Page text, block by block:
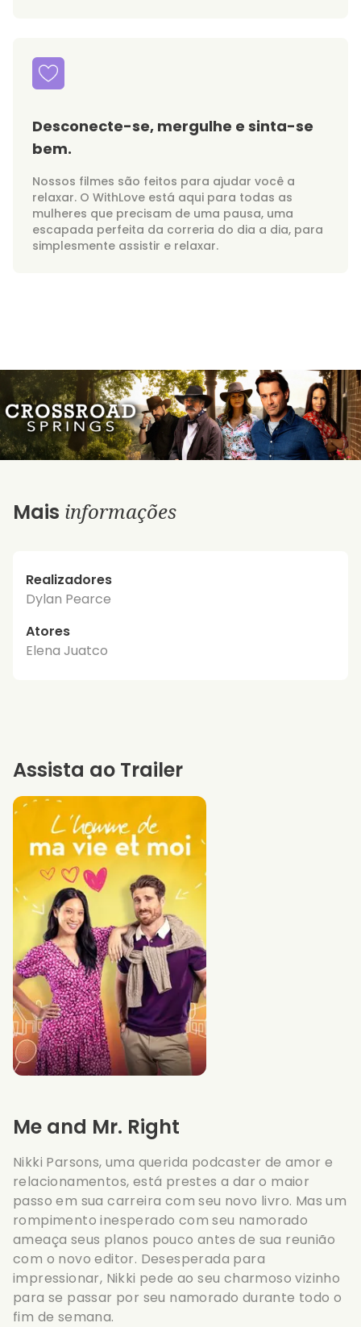
Desconecte-se, mergulhe e sinta-se
bem.
Nossos filmes são feitos para ajudar você a
relaxar. O WithLove está aqui para todas as
mulheres que precisam de uma pausa, uma
escapada perfeita da correria do dia a dia, para
simplesmente assistir e relaxar.
Mais informações
Realizadores
Dylan Pearce
Atores
Elena Juatco
Me and Mr. Right
Nikki Parsons, uma querida podcaster de amor e
relacionamentos, está prestes a dar o maior
passo em sua carreira com seu novo livro. Mas um
rompimento inesperado com seu namorado
ameaça seus planos pouco antes de sua reunião
com o novo editor. Desesperada para
impressionar, Nikki pede ao seu charmoso vizinho
para se passar por seu namorado durante todo o
fim de semana.
Assista ao Trailer